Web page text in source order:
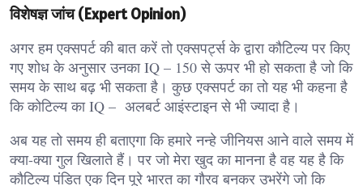
विशेषज्ञ जांच (Expert Opinion)
अगर हम एक्सपर्ट की बात करें तो एक्सपर्ट्स के द्वारा कौटिल्य पर किए
गए शोध के अनुसार उनका IQ – 150 से ऊपर भी हो सकता है जो कि
समय के साथ बढ़ भी सकता है। कुछ एक्सपर्ट का तो यह भी कहना है
कि कोटिल्य का IQ – अलबर्ट आइंस्टाइन से भी ज्यादा है।
अब यह तो समय ही बताएगा कि हमारे नन्हे जीनियस आने वाले समय में
क्या-क्या गुल खिलाते हैं। पर जो मेरा खुद का मानना है वह यह है कि
कौटिल्य पंडित एक दिन पूरे भारत का गौरव बनकर उभरेंगे जो कि